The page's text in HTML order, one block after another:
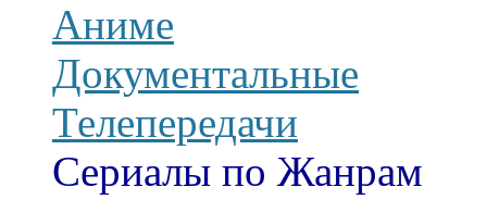
Аниме
Документальные
Телепередачи
Сериалы по Жанрам